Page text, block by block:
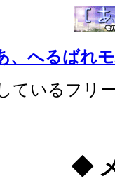
、へるばれ
ているフリ
◆